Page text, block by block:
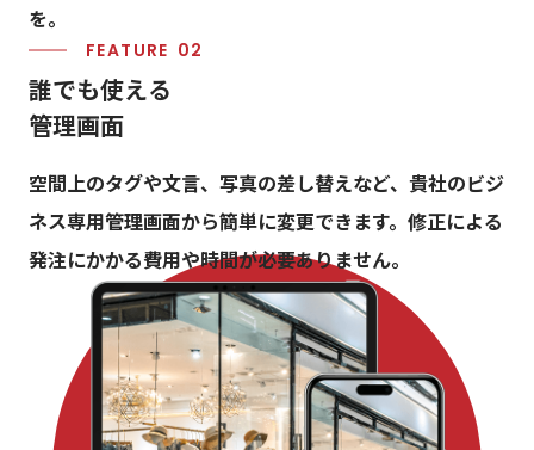
を。
FEATURE
誰でも使える
管理画面
空間上のタグや文言、写真の差し替えなど、貴社のビジ
ネス専用管理画面から簡単に変更できます。修正による
発注にかかる費用や時間が必要ありません。